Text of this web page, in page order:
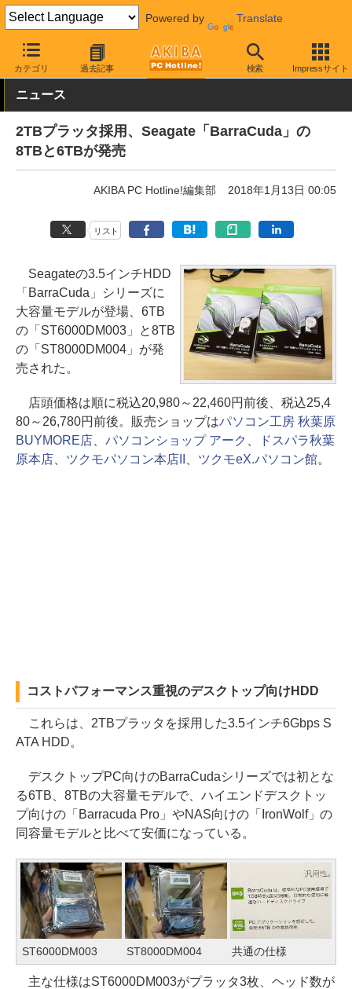
Powered by Translate
カテゴリ 過去記事 検索 Impressサイト
AKIBA PC Hotline! PCパーツ HDD（ハードディスク） Seagate
ニュース
2TBプラッタ採用、Seagate「BarraCuda」の
8TBと6TBが発売
AKIBA PC Hotline!編集部 2018年1月13日 00:05
リスト
Seagateの3.5インチHDD
「BarraCuda」シリーズに
大容量モデルが登場、6TB
の「ST6000DM003」と8TB
の「ST8000DM004」が発
売された。
店頭価格は順に税込20,980～22,460円前後、税込25,4
80～26,780円前後。販売ショップはパソコン工房 秋葉原
BUYMORE店、 パソコンショップ アーク
ドスパラ秋葉
原本店、 ツクモパソコン本店II ツクモeX.パソコン館。
コストパフォーマンス重視のデスクトップ向けHDD
これらは、2TBプラッタを採用した3.5インチ6Gbps S
ATA HDD。
デスクトップPC向けのBarraCudaシリーズでは初とな
る6TB、8TBの大容量モデルで、ハイエンドデスクトッ
プ向けの「Barracuda Pro」やNAS向けの「IronWolf」の
同容量モデルと比べて安価になっている。
ST6000DM003 ST8000DM004 共通の仕様
主な仕様はST6000DM003がプラッタ3枚、ヘッド数が